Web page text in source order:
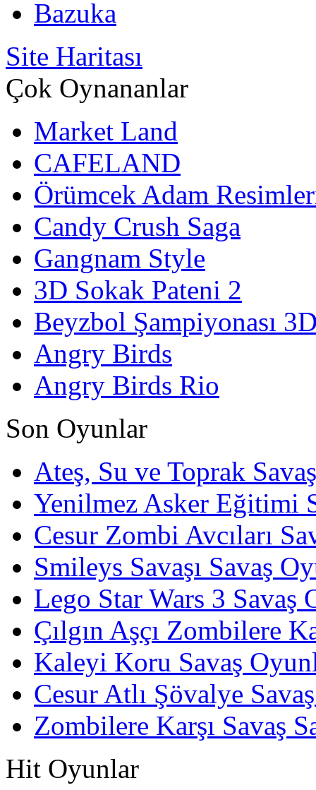
Bazuka
Site Haritası
Çok Oynananlar
Market Land
CAFELAND
Örümcek Adam
Candy Crush Saga
Gangnam Style
3D Sokak Pateni 2
Beyzbol Şampiyonası
Angry Birds
Angry Birds Rio
Son Oyunlar
Ateş, Su ve Toprak
Yenilmez Asker Eğitimi
Cesur Zombi Avcıları
Smileys Savaşı Savaş
Lego Star Wars 3 Savaş
Çılgın Aşçı Zombilere
Kaleyi Koru Savaş
Cesur Atlı Şövalye
Zombilere Karşı Savaş
Hit Oyunlar